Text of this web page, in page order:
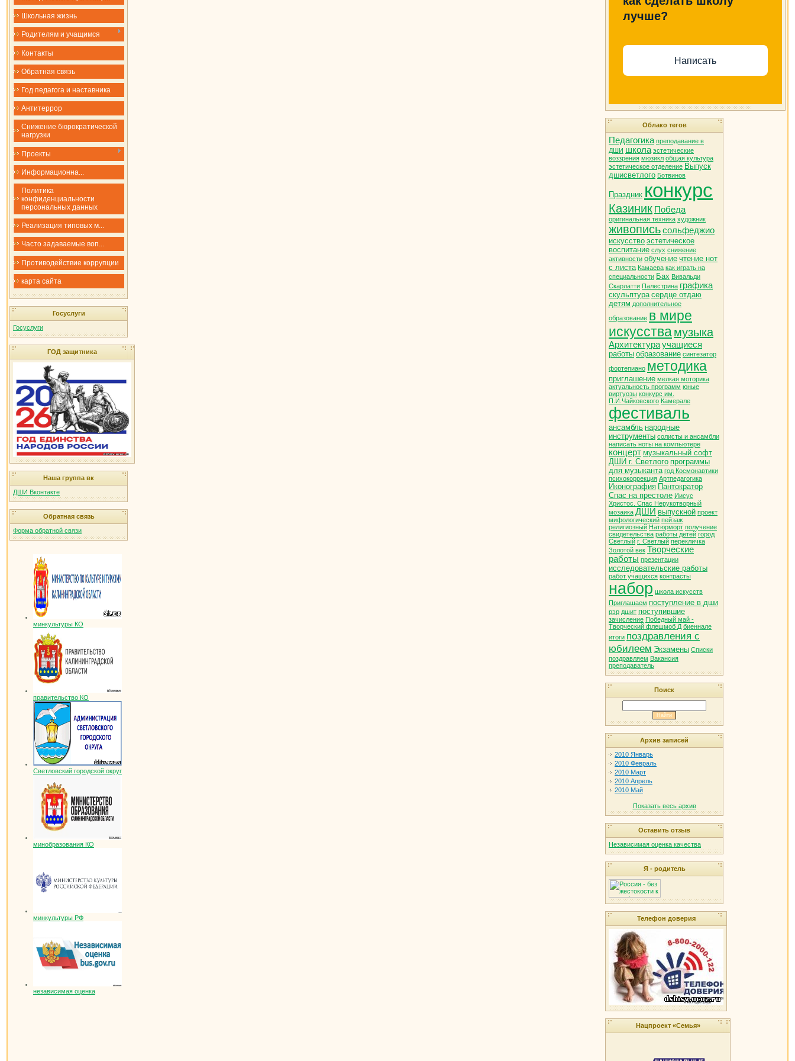
Школьная жизнь
Родителям и учащимся
Контакты
Обратная связь
Год педагога и наставника
Антитеррор
Снижение бюрократической
нагрузки
Проекты
​​​​​​​Информационна...
Политика
конфиденциальности
персональных данных
Реализация типовых м...
Часто задаваемые воп...
Противодействие коррупции
карта сайта
Госуслуги
Госуслуги
ГОД защитника
Наша группа вк
ДШИ Вконтакте
Обратная связь
Форма обратной связи
минкультуры КО
правительство КО
Светловский городской округ
минобразования КО
минкультуры РФ
независимая оценка
лучше?
Написать
Облако тегов
Педагогика преподавание в
ДШИ школа эстетические
воззрения мюзикл общая культура
эстетическое отделение Выпуск
дшисветлого Ботвинов
Праздник конкурс
Казиник Победа
оригинальная техника художник
живописьсольфеджио
искусство эстетическое
воспитание слух снижение
активности обучение чтение нот
с листа Камаева как играть на
специальности Бах Вивальди
Скарлатти Палестрина графика
скульптура сердце отдаю
детям дополнительное
образование в мире
искусствамузыка
Архитектураучащиеся
работы образование синтезатор
фортепиано методика
приглашение мелкая моторика
актуальность программ юные
виртуозы конкурс им.
П.И.Чайковского Камерале
фестиваль
ансамбль народные
инструменты солисты и ансамбли
написать ноты на компьютере
концерт музыкальный софт
ДШИ г. Светлого программы
для музыканта год Космонавтики
психокоррекция Артпедагогика
Иконография Пантократор
Спас на престоле Иисус
Христос. Спас Нерукотворный
мозаика ДШИ выпускной проект
мифологический пейзаж
религиозный Натюрморт получение
свидетельства работы детей город
Светлый г. Светлый перекличка
Золотой век Творческие
работы презентации
исследовательские работы
работ учащихся контрасты
набор школа искусств
Приглашаем поступление в дши
рэр дшит поступившие
зачисление Победный май -
Творческий флешмоб Д биеннале
итоги поздравления с
юбилеем Экзамены Списки
поздравляем Вакансия
преподаватель
Поиск
Архив записей
2010 Январь
2010 Февраль
2010 Март
2010 Апрель
2010 Май
Показать весь архив
Оставить отзыв
Независимая оценка качества
Я - родитель
Телефон доверия
Нацпроект «Семья»